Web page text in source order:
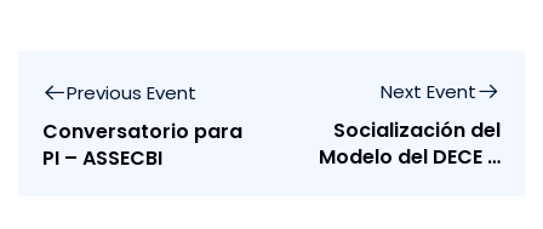
Previous Event
Conversatorio para
PI – ASSECBI
Next Event
Socialización del
Modelo del DECE –